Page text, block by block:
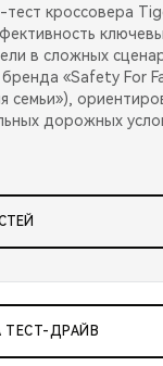
кроссовера
в сложных
«Safety For
семьи»),
дорожных
ТЕСТ-ДРАЙВ